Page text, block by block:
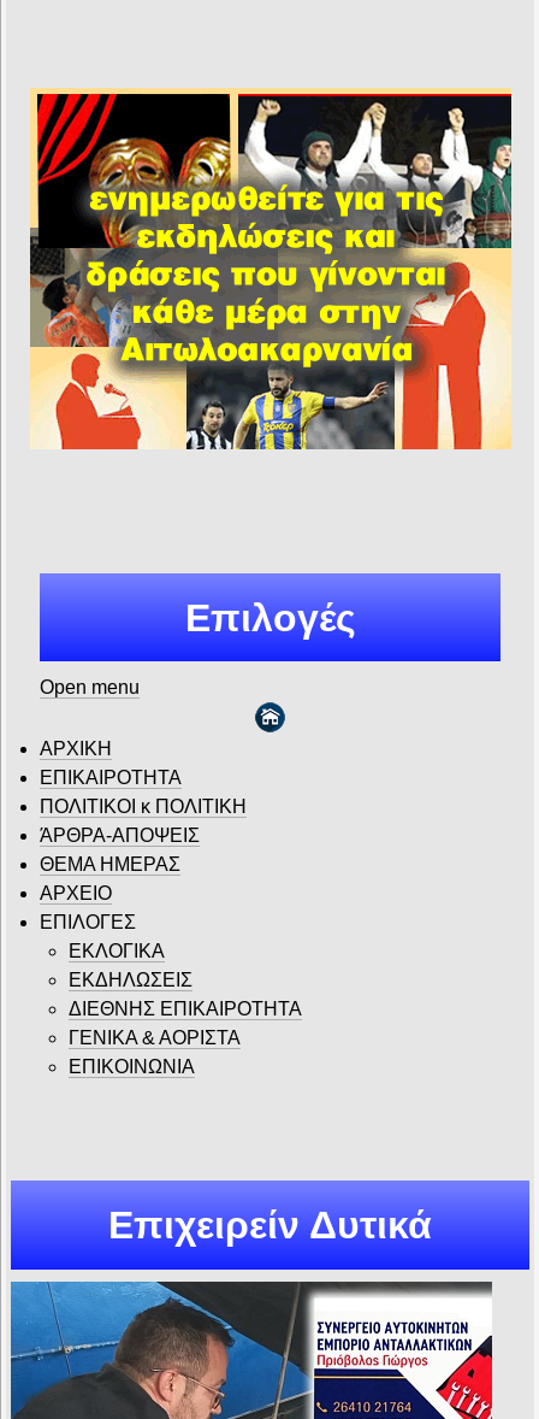
Επιλογές
Open menu
ΑΡΧΙΚΗ
ΕΠΙΚΑΙΡΟΤΗΤΑ
ΠΟΛΙΤΙΚΟΙ κ ΠΟΛΙΤΙΚΗ
ΆΡΘΡΑ-ΑΠΟΨΕΙΣ
ΘΕΜΑ ΗΜΕΡΑΣ
ΑΡΧΕΙΟ
ΕΠΙΛΟΓΕΣ
ΕΚΛΟΓΙΚΑ
ΕΚΔΗΛΩΣΕΙΣ
ΔΙΕΘΝΗΣ ΕΠΙΚΑΙΡΟΤΗΤΑ
ΓΕΝΙΚΑ & ΑΟΡΙΣΤΑ
ΕΠΙΚΟΙΝΩΝΙΑ
Επιχειρείν Δυτικά